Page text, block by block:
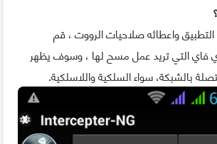
واعطائه صلاحيات الرووت ، قم
فاي التي تريد عمل مسح لها ، وسوف يظهر
بالشبكة، سواء السلكية واللاسلكية.